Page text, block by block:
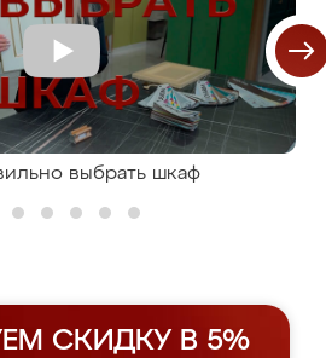
выбрать шкаф
СКИДКУ В 5%